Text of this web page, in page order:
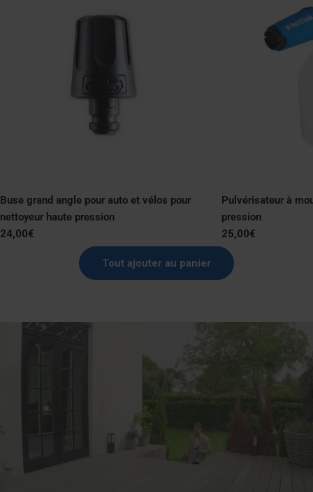
Buse grand angle pour auto et vélos pour
nettoyeur haute pression
Prix
24,00€
Pulvérisateur à
pression
Prix
normal
25,00€
Tout ajouter au panier